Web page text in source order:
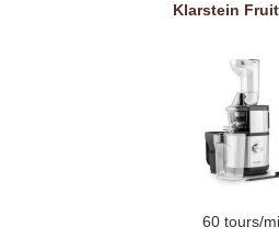
Klarstein
60 tours/